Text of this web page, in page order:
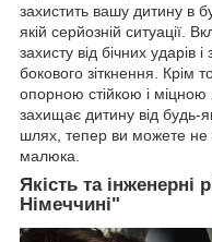
захистить вашу дитину в
якій серйозній ситуації.
захисту від бічних ударів
бокового зіткнення. Крім
опорною стійкою і
захищає дитину від будь-
шлях, тепер ви можете не
малюка.
Якість та
Німеччині"